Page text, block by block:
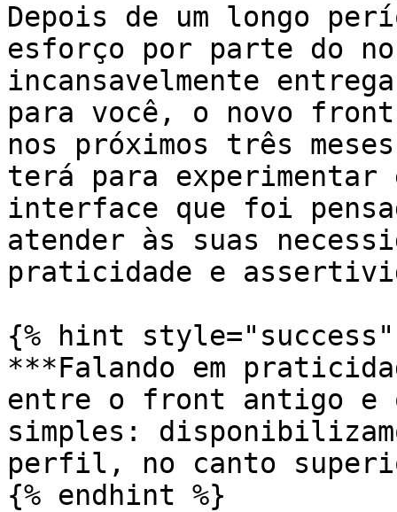
Depois de um longo
esforço por parte do
incansavelmente
para você, o novo
nos próximos três
terá para experimentar
interface que foi
atender às suas
praticidade e
{% hint style="success"
***Falando em
entre o front antigo e
simples:
perfil, no canto
{% endhint %}